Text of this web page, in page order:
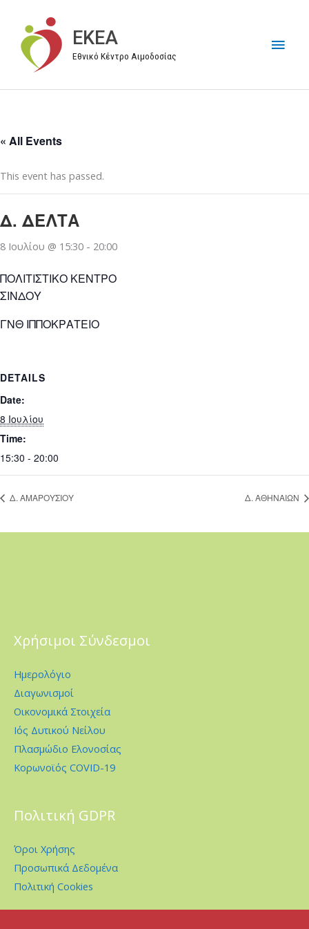
περιεχόμενο
EKEA
Εθνικό Κέντρο Αιμοδοσίας
« All Events
This event has passed.
Δ. ΔΕΛΤΑ
8 Ιουλίου @ 15:30 - 20:00
ΠΟΛΙΤΙΣΤΙΚΟ ΚΕΝΤΡΟ
ΣΙΝΔΟΥ
ΓΝΘ ΙΠΠΟΚΡΑΤΕΙΟ
DETAILS
Date:
8 Ιουλίου
Time:
15:30 - 20:00
Δ. ΑΜΑΡΟΥΣΙΟΥ Δ. ΑΘΗΝΑΙΩΝ
Χρήσιμοι Σύνδεσμοι
Ημερολόγιο
Διαγωνισμοί
Οικονομικά Στοιχεία
Ιός Δυτικού Νείλου
Πλασμώδιο Ελονοσίας
Κορωνοϊός COVID-19
Πολιτική GDPR
Όροι Χρήσης
Προσωπικά Δεδομένα
Πολιτική Cookies